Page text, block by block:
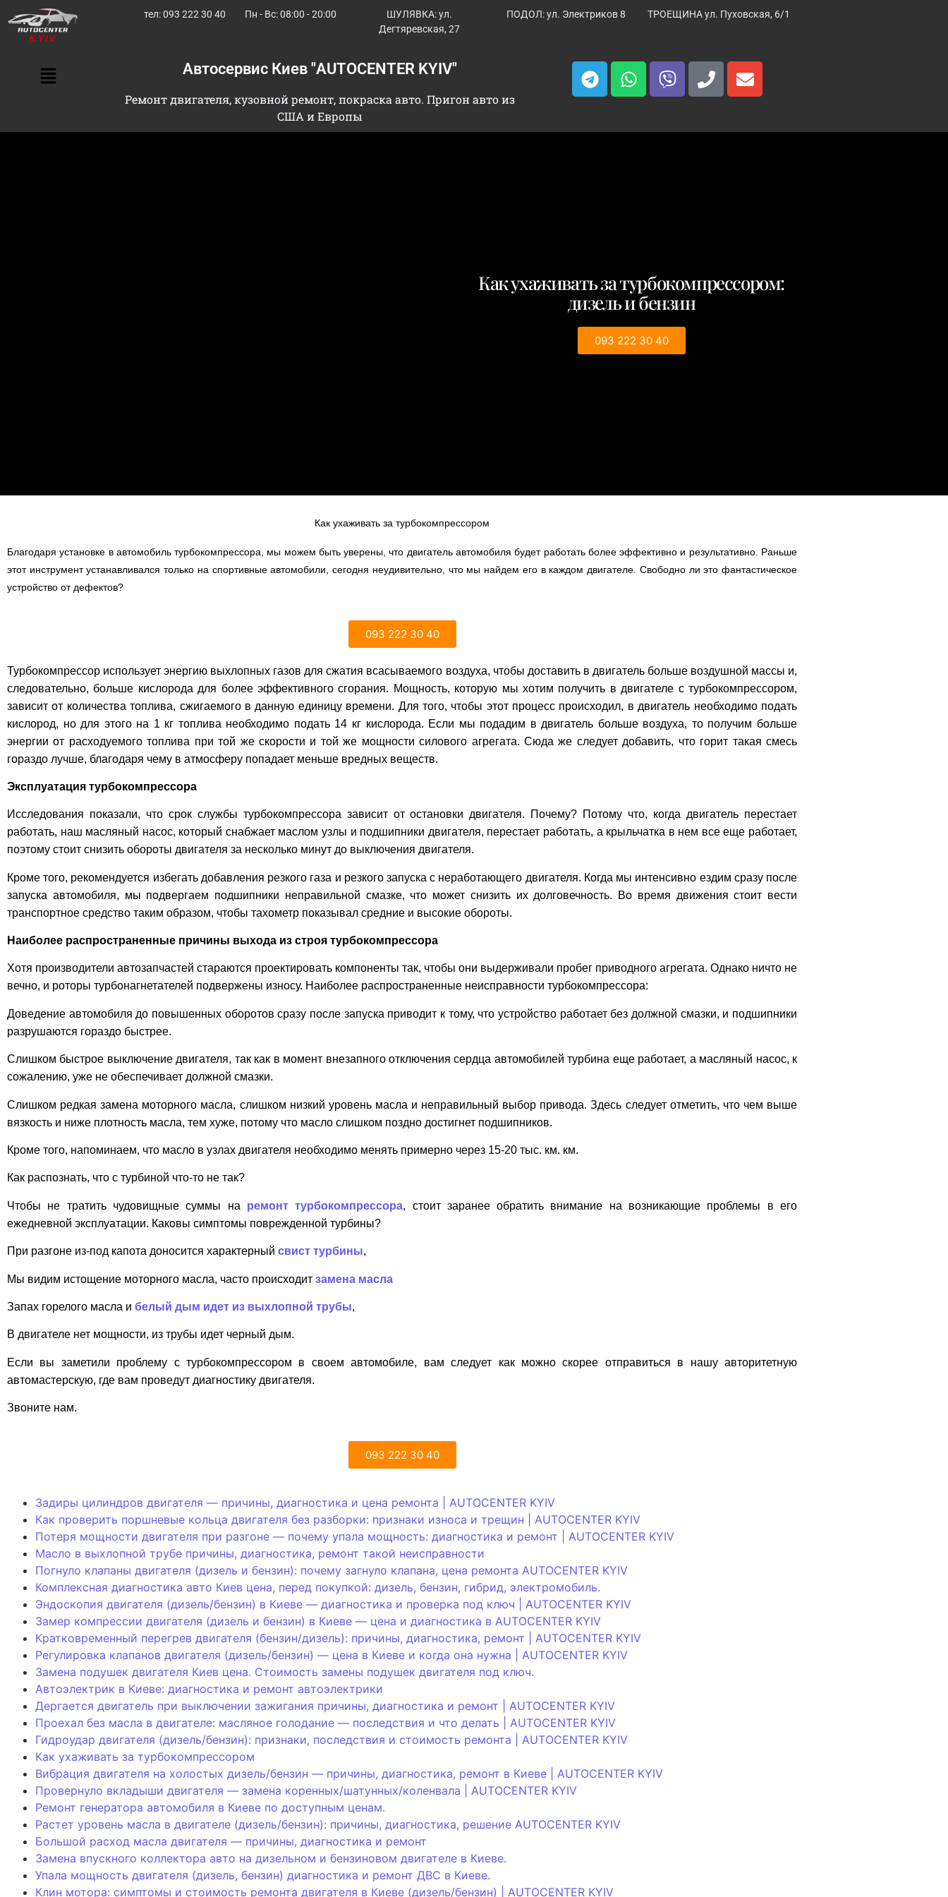
тел: 093 222 30 40 Пн - Вс: 08:00 - 20:00
ШУЛЯВКА: ул.
Дегтяревская, 27
ПОДОЛ: ул. Электриков 8 ТРОЕЩИНА ул. Пуховская, 6/1
Автосервис Киев "AUTOCENTER KYIV"
Ремонт двигателя, кузовной ремонт, покраска авто. Пригон авто из
США и Европы
Как ухаживать за турбокомпрессором:
дизель и бензин
093 222 30 40
Как ухаживать за турбокомпрессором
Благодаря установке в автомобиль турбокомпрессора, мы можем быть уверены, что двигатель автомобиля будет работать более эффективно и результативно. Раньше
этот инструмент устанавливался только на спортивные автомобили, сегодня неудивительно, что мы найдем его в каждом двигателе. Свободно ли это фантастическое
устройство от дефектов?
093 222 30 40
Турбокомпрессор использует энергию выхлопных газов для сжатия всасываемого воздуха, чтобы доставить в двигатель больше воздушной массы и,
следовательно, больше кислорода для более эффективного сгорания. Мощность, которую мы хотим получить в двигателе с турбокомпрессором,
зависит от количества топлива, сжигаемого в данную единицу времени. Для того, чтобы этот процесс происходил, в двигатель необходимо подать
кислород, но для этого на 1 кг топлива необходимо подать 14 кг кислорода. Если мы подадим в двигатель больше воздуха, то получим больше
энергии от расходуемого топлива при той же скорости и той же мощности силового агрегата. Сюда же следует добавить, что горит такая смесь
гораздо лучше, благодаря чему в атмосферу попадает меньше вредных веществ.
Эксплуатация турбокомпрессора
Исследования показали, что срок службы турбокомпрессора зависит от остановки двигателя. Почему? Потому что, когда двигатель перестает
работать, наш масляный насос, который снабжает маслом узлы и подшипники двигателя, перестает работать, а крыльчатка в нем все еще работает,
поэтому стоит снизить обороты двигателя за несколько минут до выключения двигателя.
Кроме того, рекомендуется избегать добавления резкого газа и резкого запуска с неработающего двигателя. Когда мы интенсивно ездим сразу после
запуска автомобиля, мы подвергаем подшипники неправильной смазке, что может снизить их долговечность. Во время движения стоит вести
транспортное средство таким образом, чтобы тахометр показывал средние и высокие обороты.
Наиболее распространенные причины выхода из строя турбокомпрессора
Хотя производители автозапчастей стараются проектировать компоненты так, чтобы они выдерживали пробег приводного агрегата. Однако ничто не
вечно, и роторы турбонагнетателей подвержены износу. Наиболее распространенные неисправности турбокомпрессора:
Доведение автомобиля до повышенных оборотов сразу после запуска приводит к тому, что устройство работает без должной смазки, и подшипники
разрушаются гораздо быстрее.
Слишком быстрое выключение двигателя, так как в момент внезапного отключения сердца автомобилей турбина еще работает, а масляный насос, к
сожалению, уже не обеспечивает должной смазки.
Слишком редкая замена моторного масла, слишком низкий уровень масла и неправильный выбор привода. Здесь следует отметить, что чем выше
вязкость и ниже плотность масла, тем хуже, потому что масло слишком поздно достигнет подшипников.
Кроме того, напоминаем, что масло в узлах двигателя необходимо менять примерно через 15-20 тыс. км. км.
Как распознать, что с турбиной что-то не так?
Чтобы не тратить чудовищные суммы на ремонт турбокомпрессора, стоит заранее обратить внимание на возникающие проблемы в его
ежедневной эксплуатации. Каковы симптомы поврежденной турбины?
При разгоне из-под капота доносится характерный свист турбины,
Мы видим истощение моторного масла, часто происходит замена масла
Запах горелого масла и белый дым идет из выхлопной трубы,
В двигателе нет мощности, из трубы идет черный дым.
Если вы заметили проблему с турбокомпрессором в своем автомобиле, вам следует как можно скорее отправиться в нашу авторитетную
автомастерскую, где вам проведут диагностику двигателя.
Звоните нам.
093 222 30 40
Задиры цилиндров двигателя — причины, диагностика и цена ремонта | AUTOCENTER KYIV
Как проверить поршневые кольца двигателя без разборки: признаки износа и трещин | AUTOCENTER KYIV
Потеря мощности двигателя при разгоне — почему упала мощность: диагностика и ремонт | AUTOCENTER KYIV
Масло в выхлопной трубе причины, диагностика, ремонт такой неисправности
Погнуло клапаны двигателя (дизель и бензин): почему загнуло клапана, цена ремонта AUTOCENTER KYIV
Комплексная диагностика авто Киев цена, перед покупкой: дизель, бензин, гибрид, электромобиль.
Эндоскопия двигателя (дизель/бензин) в Киеве — диагностика и проверка под ключ | AUTOCENTER KYIV
Замер компрессии двигателя (дизель и бензин) в Киеве — цена и диагностика в AUTOCENTER KYIV
Кратковременный перегрев двигателя (бензин/дизель): причины, диагностика, ремонт | AUTOCENTER KYIV
Регулировка клапанов двигателя (дизель/бензин) — цена в Киеве и когда она нужна | AUTOCENTER KYIV
Замена подушек двигателя Киев цена. Стоимость замены подушек двигателя под ключ.
Автоэлектрик в Киеве: диагностика и ремонт автоэлектрики
Дергается двигатель при выключении зажигания причины, диагностика и ремонт | AUTOCENTER KYIV
Проехал без масла в двигателе: масляное голодание — последствия и что делать | AUTOCENTER KYIV
Гидроудар двигателя (дизель/бензин): признаки, последствия и стоимость ремонта | AUTOCENTER KYIV
Как ухаживать за турбокомпрессором
Вибрация двигателя на холостых дизель/бензин — причины, диагностика, ремонт в Киеве | AUTOCENTER KYIV
Провернуло вкладыши двигателя — замена коренных/шатунных/коленвала | AUTOCENTER KYIV
Ремонт генератора автомобиля в Киеве по доступным ценам.
Растет уровень масла в двигателе (дизель/бензин): причины, диагностика, решение AUTOCENTER KYIV
Большой расход масла двигателя — причины, диагностика и ремонт
Замена впускного коллектора авто на дизельном и бензиновом двигателе в Киеве.
Упала мощность двигателя (дизель, бензин) диагностика и ремонт ДВС в Киеве.
Клин мотора: симптомы и стоимость ремонта двигателя в Киеве (дизель/бензин) | AUTOCENTER KYIV